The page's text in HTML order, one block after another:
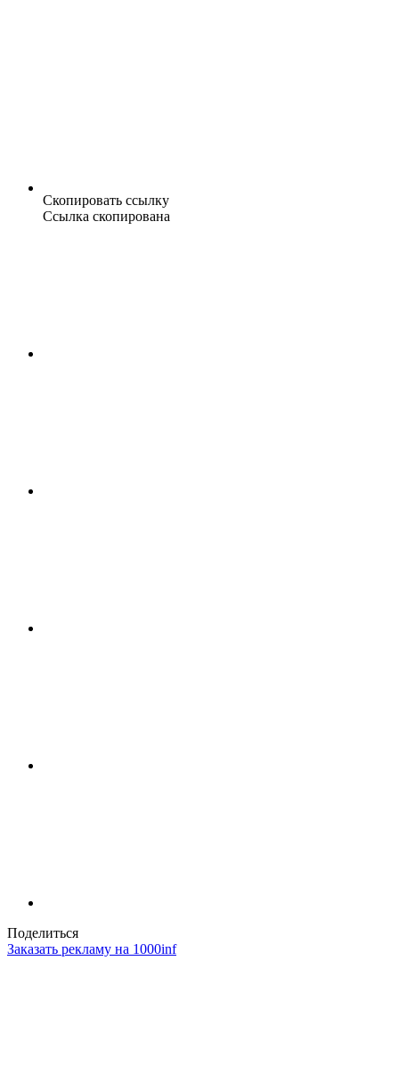
Скопировать ссылку
Ссылка скопирована
Поделиться
Заказать рекламу на 1000inf